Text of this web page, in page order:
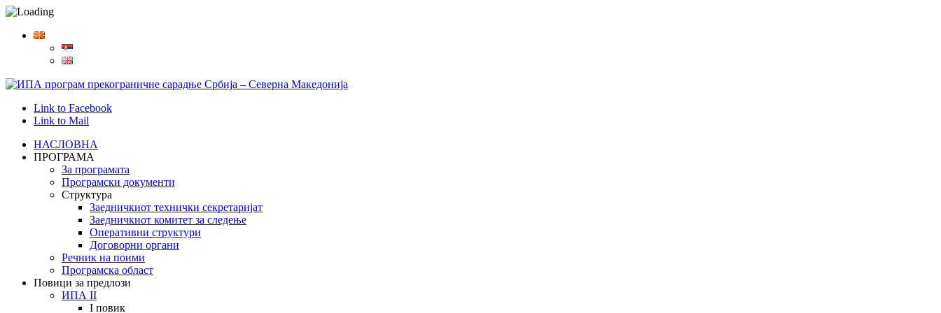
Link to Facebook
Link to Mail
НАСЛОВНА
ПРОГРАМА
За програмата
Програмски документи
Структура
Заедничкиот технички секретаријат
Заедничкиот комитет за следење
Оперативни структури
Договорни органи
Речник на поими
Програмска област
Повици за предлози
ИПА II
I повик